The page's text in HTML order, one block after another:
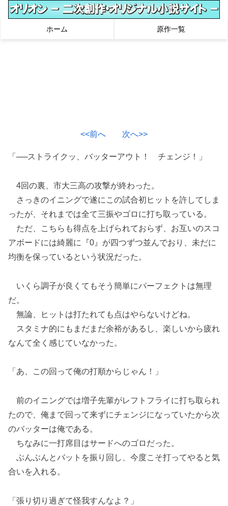
ホーム 原作一覧
<<前へ 次へ>>
「──ストライクッ、バッターアウト！ チェンジ！」
4回の裏、市大三高の攻撃が終わった。
さっきのイニングで遂にこの試合初ヒットを許してしま
ったが、それまでは全て三振やゴロに打ち取っている。
ただ、こちらも得点を上げられておらず、お互いのスコ
アボードには綺麗に『0』が四つずつ並んでおり、未だに
均衡を保っているという状況だった。
いくら調子が良くてもそう簡単にパーフェクトは無理
だ。
無論、ヒットは打たれても点はやらないけどね。
スタミナ的にもまだまだ余裕があるし、楽しいから疲れ
なんて全く感じていなかった。
「あ、この回って俺の打順からじゃん！」
前のイニングでは増子先輩がレフトフライに打ち取られ
たので、俺まで回って来ずにチェンジになっていたから次
のバッターは俺である。
ちなみに一打席目はサードへのゴロだった。
ぶんぶんとバットを振り回し、今度こそ打ってやると気
合いを入れる。
「張り切り過ぎて怪我すんなよ？」